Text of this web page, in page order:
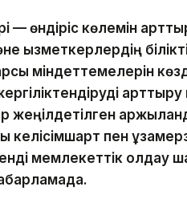
— өндіріс көлемін
міндеттемелерін
арттыру
жеңілдетілген
келісімшарт пен
мемлекеттік қолдау